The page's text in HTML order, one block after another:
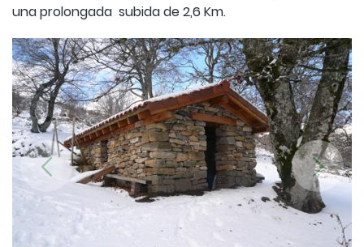
una prolongada subida de 2,6 Km.